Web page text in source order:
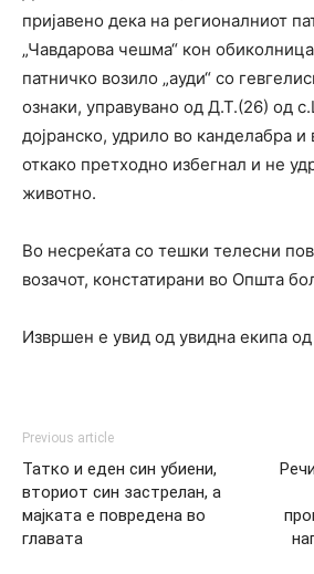
пријавено дека на регионалниот
„Чавдарова чешма“ кон
патничко возило „ауди“ со
ознаки, управувано од Д.Т.(26) од
дојранско, удрило во канделабра и
откако претходно избегнал и не
животно.
Во несреќата со тешки телесни
возачот, констатирани во Општа
Извршен е увид од увидна екипа
Previous article
Татко и еден син убиени,
вториот син застрелан, а
мајката е повредена во
главата